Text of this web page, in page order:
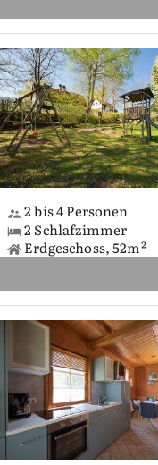
2 bis 4 Personen
2 Schlafzimmer
Erdgeschoss, 52m²